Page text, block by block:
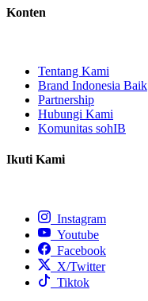
Konten
Tentang Kami
Brand Indonesia Baik
Partnership
Hubungi Kami
Komunitas sohIB
Ikuti Kami
Instagram
Youtube
Facebook
X/Twitter
Tiktok